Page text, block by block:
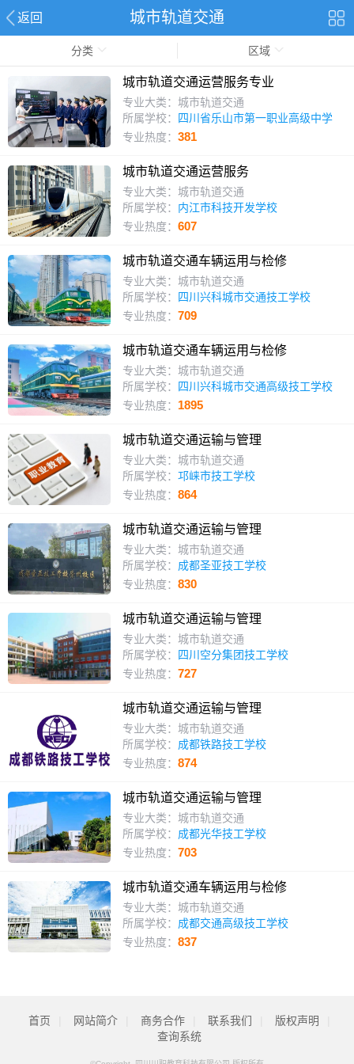
返回 城市轨道交通
分类 区域
城市轨道交通运营服务专业
专业大类：城市轨道交通
所属学校：
四川省乐山市第一职业高级中学
专业热度： 381
城市轨道交通运营服务
专业大类：城市轨道交通
所属学校： 内江市科技开发学校
专业热度： 607
城市轨道交通车辆运用与检修
专业大类：城市轨道交通
所属学校：
四川兴科城市交通技工学校
专业热度： 709
城市轨道交通车辆运用与检修
专业大类：城市轨道交通
所属学校：
四川兴科城市交通高级技工学校
专业热度： 1895
城市轨道交通运输与管理
专业大类：城市轨道交通
所属学校： 邛崃市技工学校
专业热度： 864
城市轨道交通运输与管理
专业大类：城市轨道交通
所属学校： 成都圣亚技工学校
专业热度： 830
城市轨道交通运输与管理
专业大类：城市轨道交通
所属学校：
四川空分集团技工学校
专业热度： 727
城市轨道交通运输与管理
专业大类：城市轨道交通
所属学校： 成都铁路技工学校
专业热度： 874
城市轨道交通运输与管理
专业大类：城市轨道交通
所属学校： 成都光华技工学校
专业热度： 703
城市轨道交通车辆运用与检修
专业大类：城市轨道交通
所属学校： 成都交通高级技工学校
专业热度： 837
首页 网站简介 商务合作 联系我们 版权声明
查询系统